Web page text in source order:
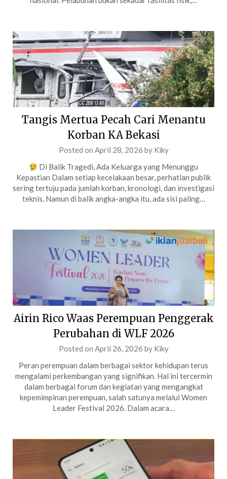
Tangis Mertua Pecah Cari Menantu
Korban KA Bekasi
Posted on April 28, 2026 by Kiky
Di Balik Tragedi, Ada Keluarga yang Menunggu
Kepastian Dalam setiap kecelakaan besar, perhatian publik
sering tertuju pada jumlah korban, kronologi, dan investigasi
teknis. Namun di balik angka-angka itu, ada sisi paling…
Airin Rico Waas Perempuan Penggerak
Perubahan di WLF 2026
Posted on April 26, 2026 by Kiky
Peran perempuan dalam berbagai sektor kehidupan terus
mengalami perkembangan yang signifikan. Hal ini tercermin
dalam berbagai forum dan kegiatan yang mengangkat
kepemimpinan perempuan, salah satunya melalui Women
Leader Festival 2026. Dalam acara…